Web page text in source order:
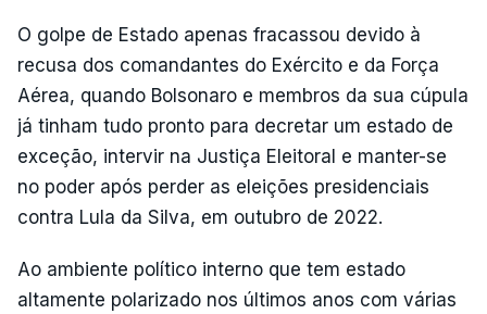
O golpe de Estado apenas fracassou devido à
recusa dos comandantes do Exército e da Força
Aérea, quando Bolsonaro e membros da sua cúpula
já tinham tudo pronto para decretar um estado de
exceção, intervir na Justiça Eleitoral e manter-se
no poder após perder as eleições presidenciais
contra Lula da Silva, em outubro de 2022.
Ao ambiente político interno que tem estado
altamente polarizado nos últimos anos com várias